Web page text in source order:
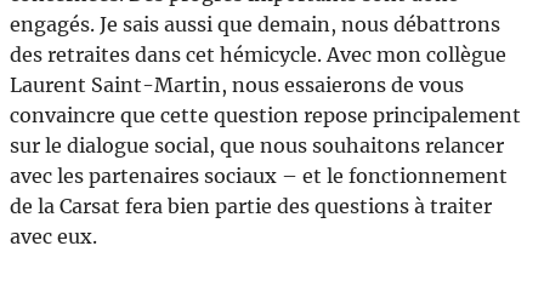
engagés. Je sais aussi que demain, nous débattrons
des retraites dans cet hémicycle. Avec mon collègue
Laurent Saint-Martin, nous essaierons de vous
convaincre que cette question repose principalement
sur le dialogue social, que nous souhaitons relancer
avec les partenaires sociaux – et le fonctionnement
de la Carsat fera bien partie des questions à traiter
avec eux.